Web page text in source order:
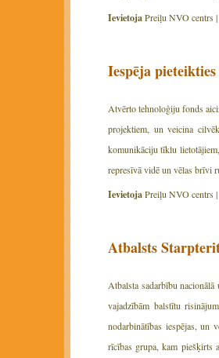
IevietojaPreiļu NVO centrs |
Iespēja
Atvērto tehnoloģiju fonds
projektiem, un veicina
komunikāciju tīklu
represīvā vidē un vēlas brīvi
IevietojaPreiļu NVO centrs |
Atbalsts
Atbalsta sadarbību
vajadzībām balstītu
nodarbinātības iespējas, un
rīcības grupa, kam piešķirts